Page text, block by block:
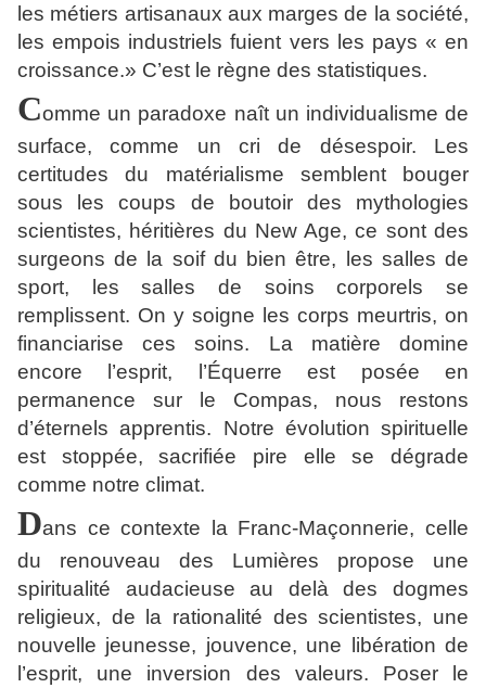
les métiers artisanaux aux marges de la société,
les empois industriels fuient vers les pays « en
croissance.» C’est le règne des statistiques.
Comme un paradoxe naît un individualisme de
surface, comme un cri de désespoir. Les
certitudes du matérialisme semblent bouger
sous les coups de boutoir des mythologies
scientistes, héritières du New Age, ce sont des
surgeons de la soif du bien être, les salles de
sport, les salles de soins corporels se
remplissent. On y soigne les corps meurtris, on
financiarise ces soins. La matière domine
encore l’esprit, l’Équerre est posée en
permanence sur le Compas, nous restons
d’éternels apprentis. Notre évolution spirituelle
est stoppée, sacrifiée pire elle se dégrade
comme notre climat.
Dans ce contexte la Franc-Maçonnerie, celle
du renouveau des Lumières propose une
spiritualité audacieuse au delà des dogmes
religieux, de la rationalité des scientistes, une
nouvelle jeunesse, jouvence, une libération de
l’esprit, une inversion des valeurs. Poser le